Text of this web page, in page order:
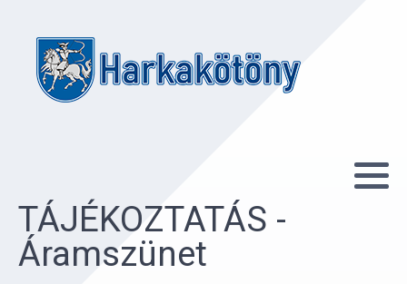
TÁJÉKOZTATÁS -
Áramszünet